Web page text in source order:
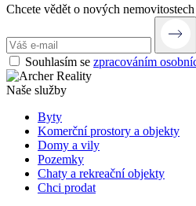
Chcete vědět o nových
Souhlasím se zpracováním
Naše služby
Byty
Komerční prostory a objekty
Domy a vily
Pozemky
Chaty a rekreační objekty
Chci prodat